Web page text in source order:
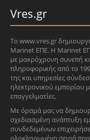
Vres.gr
Το www.vres.gr
Marinet ΕΠΕ. Η Marinet
με μακρόχρονη συνεπή
πληροφορικής από το
της και υπηρεσίες
ηλεκτρονικού εμπορίου
επαγγελματίες.
Με όραμά μας να
σχεδιασμένη ανάπτυξη
συνδεδεμένων
ολοκληρωμένη σειρά